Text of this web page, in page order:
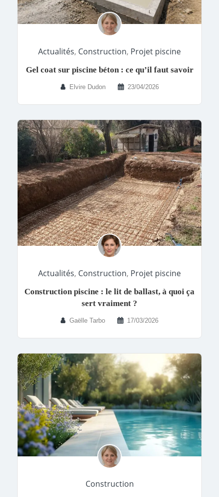
Actualités, Construction, Projet piscine
Gel coat sur piscine béton : ce qu’il faut savoir
Elvire Dudon 23/04/2026
Actualités, Construction, Projet piscine
Construction piscine : le lit de ballast, à quoi ça
sert vraiment ?
Gaëlle Tarbo 17/03/2026
Construction